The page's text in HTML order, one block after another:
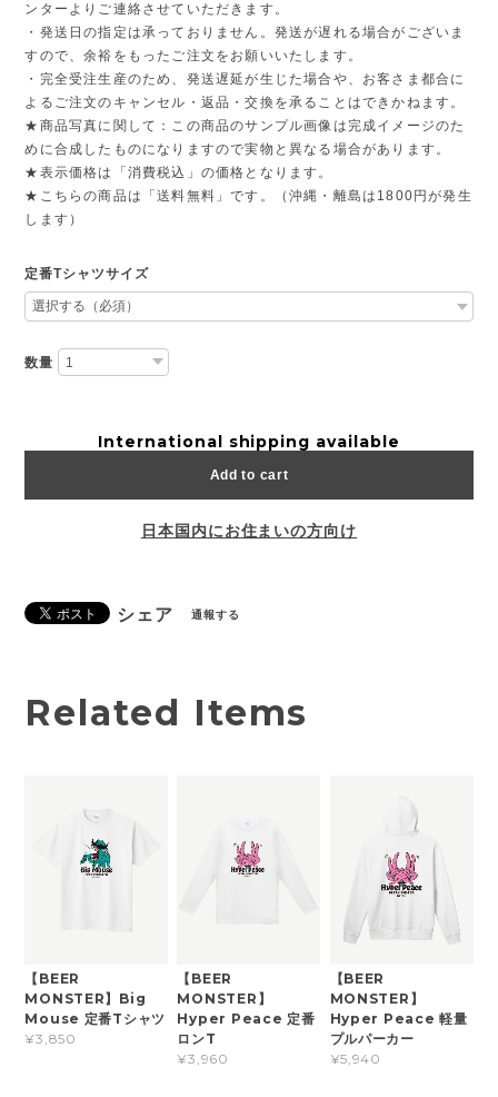
ンターよりご連絡させていただきます。
・発送日の指定は承っておりません。発送が遅れる場合がございま
すので、余裕をもったご注文をお願いいたします。
・完全受注生産のため、発送遅延が生じた場合や、お客さま都合に
よるご注文のキャンセル・返品・交換を承ることはできかねます。
★商品写真に関して：この商品のサンプル画像は完成イメージのた
めに合成したものになりますので実物と異なる場合があります。
★表示価格は「消費税込」の価格となります。
★こちらの商品は「送料無料」です。（沖縄・離島は1800円が発生
します）
定番Tシャツサイズ
数量
International shipping available
Add to cart
日本国内にお住まいの方向け
シェア 通報する
Related Items
【BEER
MONSTER】Big
Mouse 定番Tシャツ
¥3,850
【BEER
MONSTER】
Hyper Peace 定番
ロンT
¥3,960
【BEER
MONSTER】
Hyper Peace 軽量
プルパーカー
¥5,940